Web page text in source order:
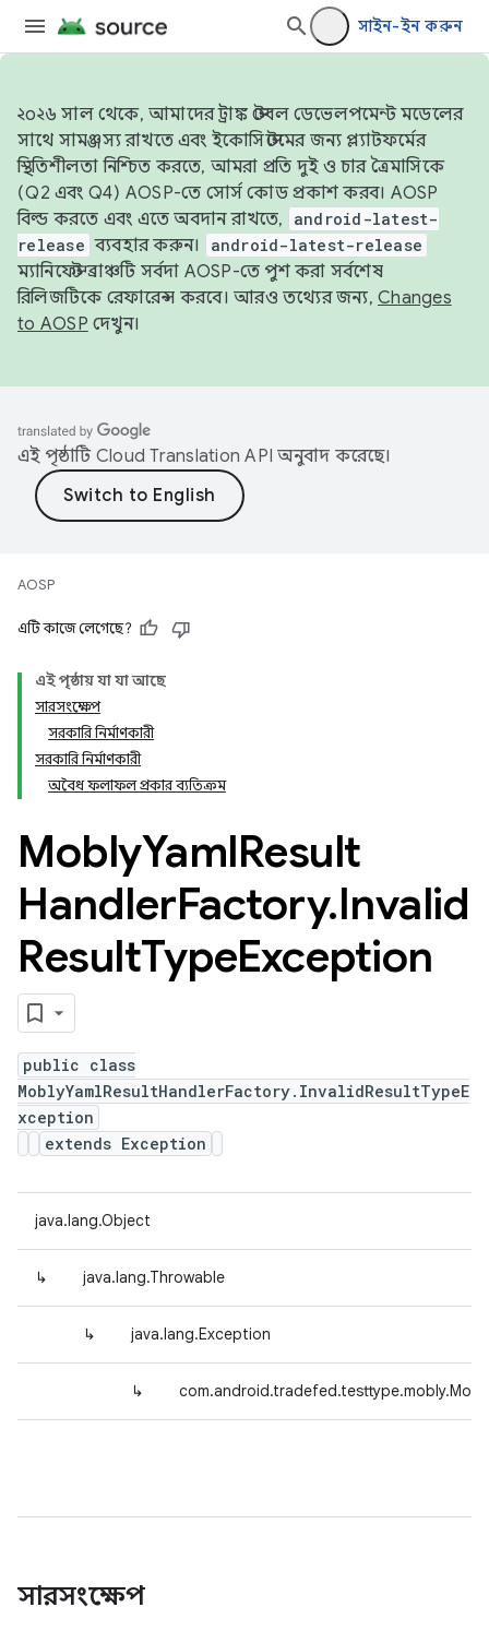
সাইন-ইন করুন
২০২৬ সাল থেকে, আমাদের ট্রাঙ্ক স্টেবল ডেভেলপমেন্ট মডেলের
সাথে সামঞ্জস্য রাখতে এবং ইকোসিস্টেমের জন্য প্ল্যাটফর্মের
স্থিতিশীলতা নিশ্চিত করতে, আমরা প্রতি দুই ও চার ত্রৈমাসিকে
(Q2 এবং Q4) AOSP-তে সোর্স কোড প্রকাশ করব। AOSP
বিল্ড করতে এবং এতে অবদান রাখতে,
android-latest-
release ব্যবহার করুন। android-latest-release
ম্যানিফেস্ট ব্রাঞ্চটি সর্বদা AOSP-তে পুশ করা সর্বশেষ
রিলিজটিকে রেফারেন্স করবে। আরও তথ্যের জন্য, Changes
to AOSP দেখুন।
এই পৃষ্ঠাটি Cloud Translation API অনুবাদ করেছে।
AOSP
এটি কাজে লেগেছে?
এই পৃষ্ঠায় যা যা আছে
সারসংক্ষেপ
সরকারি নির্মাণকারী
সরকারি নির্মাণকারী
অবৈধ ফলাফল প্রকার ব্যতিক্রম
MoblyYamlResult
HandlerFactory.Invalid
ResultTypeException
public class
MoblyYamlResultHandlerFactory.InvalidResultTypeE
xception
extends Exception
java.lang.Object
↳ java.lang.Throwable
↳ java.lang.Exception
↳
সারসংক্ষেপ